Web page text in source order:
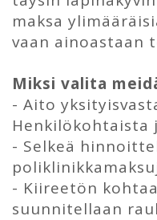
maksa
vaan ainoastaan
Miksi valita
- Aito
Henkilökohtaista
- Selkeä
- Kiireetön
suunnitellaan